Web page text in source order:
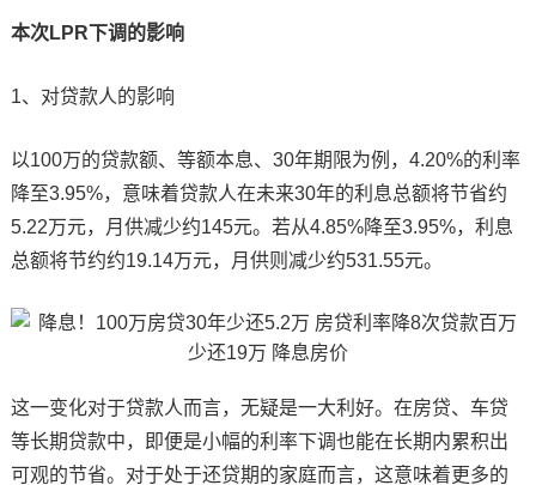
本次LPR下调的影响
1、对贷款人的影响
以100万的贷款额、等额本息、30年期限为例，4.20%的利率
降至3.95%，意味着贷款人在未来30年的利息总额将节省约
5.22万元，月供减少约145元。若从4.85%降至3.95%，利息
总额将节约约19.14万元，月供则减少约531.55元。
这一变化对于贷款人而言，无疑是一大利好。在房贷、车贷
等长期贷款中，即便是小幅的利率下调也能在长期内累积出
可观的节省。对于处于还贷期的家庭而言，这意味着更多的